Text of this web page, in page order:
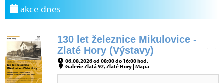
akce dnes
130 let železnice Mikulovice -
Zlaté Hory (Výstavy)
06.08.2026 od 08:00 do 16:00 hod.
Galerie Zlatá 92, Zlaté Hory |Mapa